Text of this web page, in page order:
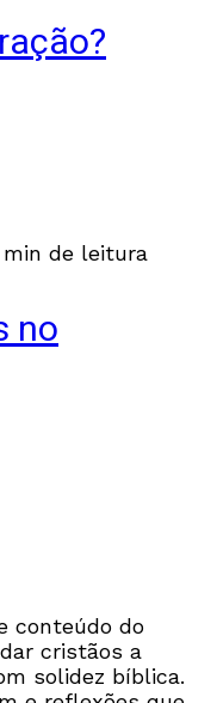
min de leitura
no
conteúdo do
cristãos a
solidez bíblica.